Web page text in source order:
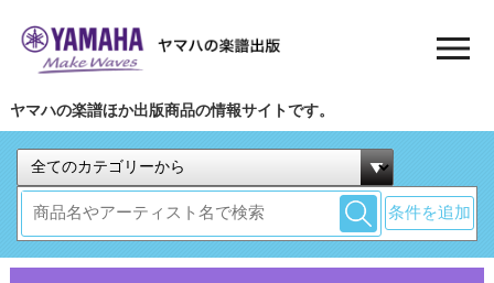
ヤマハの楽譜ほか出版商品の情報サイトです。
条件を追加